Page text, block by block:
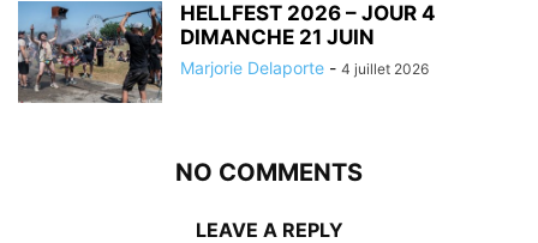
HELLFEST 2026 – JOUR 4
DIMANCHE 21 JUIN
Marjorie Delaporte - 4 juillet 2026
NO COMMENTS
LEAVE A REPLY